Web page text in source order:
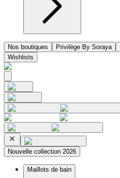
Nos boutiques Privilège By Soraya
Wishlists
Nouvelle collection 2026
Maillots de bain